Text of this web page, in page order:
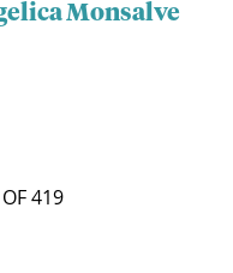
Monsalve
419